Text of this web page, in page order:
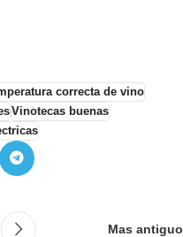
correcta de vino
Vinotecas buenas
Mas antiguo